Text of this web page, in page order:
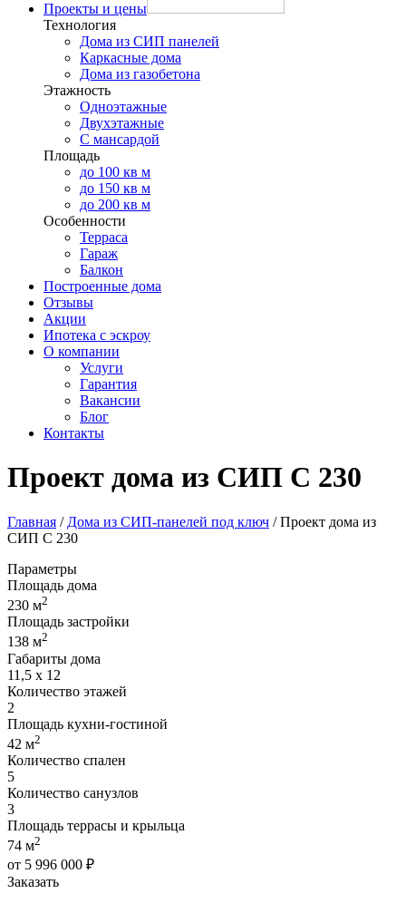
Проекты и цены
Технология
Дома из СИП панелей
Каркасные дома
Дома из газобетона
Этажность
Одноэтажные
Двухэтажные
С мансардой
Площадь
до 100 кв м
до 150 кв м
до 200 кв м
Особенности
Терраса
Гараж
Балкон
Построенные дома
Отзывы
Акции
Ипотека с эскроу
О компании
Услуги
Гарантия
Вакансии
Блог
Контакты
Проект дома из СИП С 230
Главная / Дома из СИП-панелей под ключ /Проект дома из
СИП С 230
Параметры
Площадь дома
230 м2
Площадь застройки
138 м2
Габариты дома
11,5 х 12
Количество этажей
2
Площадь кухни-гостиной
42 м2
Количество спален
5
Количество санузлов
3
Площадь террасы и крыльца
74 м2
от 5 996 000 ₽
Заказать